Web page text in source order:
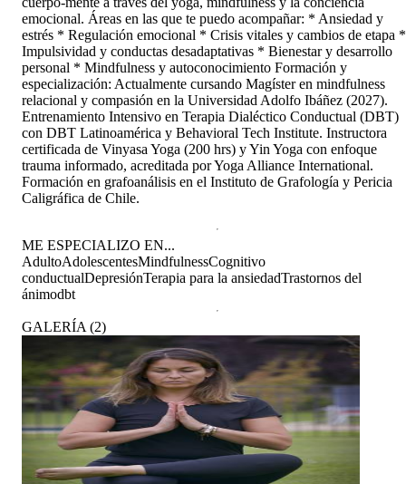
emocional. Áreas en las que te puedo acompañar: * Ansiedad y
estrés * Regulación emocional * Crisis vitales y cambios de etapa *
Impulsividad y conductas desadaptativas * Bienestar y desarrollo
personal * Mindfulness y autoconocimiento Formación y
especialización: Actualmente cursando Magíster en mindfulness
relacional y compasión en la Universidad Adolfo Ibáñez (2027).
Entrenamiento Intensivo en Terapia Dialéctico Conductual (DBT)
con DBT Latinoamérica y Behavioral Tech Institute. Instructora
certificada de Vinyasa Yoga (200 hrs) y Yin Yoga con enfoque
trauma informado, acreditada por Yoga Alliance International.
Formación en grafoanálisis en el Instituto de Grafología y Pericia
Caligráfica de Chile.
ME ESPECIALIZO EN...
AdultoAdolescentesMindfulnessCognitivo
conductualDepresiónTerapia para la ansiedadTrastornos del
ánimodbt
GALERÍA (2)